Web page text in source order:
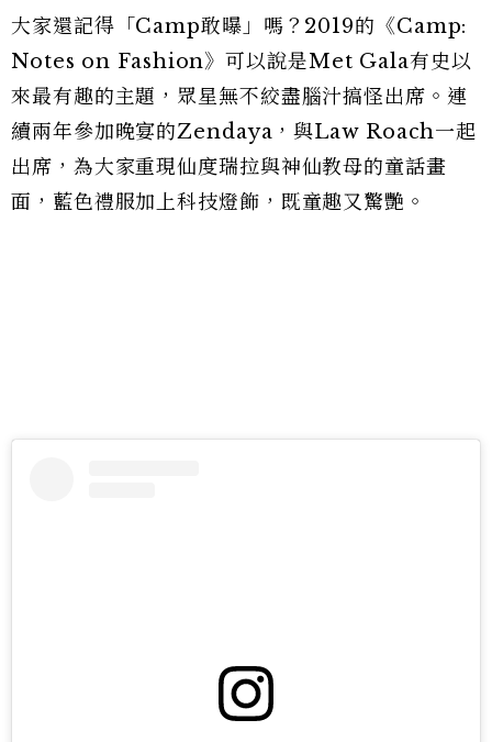
大家還記得「Camp敢曝」嗎？2019的《Camp:
Notes on Fashion》可以說是Met Gala有史以
來最有趣的主題，眾星無不絞盡腦汁搞怪出席。連
續兩年參加晚宴的Zendaya，與Law Roach一起
出席，為大家重現仙度瑞拉與神仙教母的童話畫
面，藍色禮服加上科技燈飾，既童趣又驚艷。